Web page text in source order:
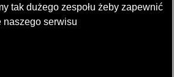
tak dużego zespołu żeby zapewnić
naszego serwisu